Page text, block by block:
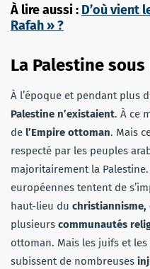
À lire aussi : D’où vient
Rafah » ?
La Palestine
À l’époque et pendant plus
Palestine n’existaient. À ce
de l’Empire ottoman. Mais
respecté par les peuples
majoritairement la
européennes tentent de
haut-lieu du christiannisme,
plusieurs communautés
ottoman. Mais les juifs et
subissent de nombreuses